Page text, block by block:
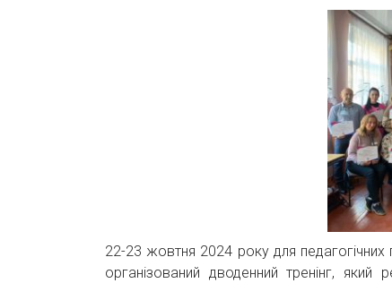
22-23 жовтня 2024 року для педагогічних
організований дводенний тренінг,